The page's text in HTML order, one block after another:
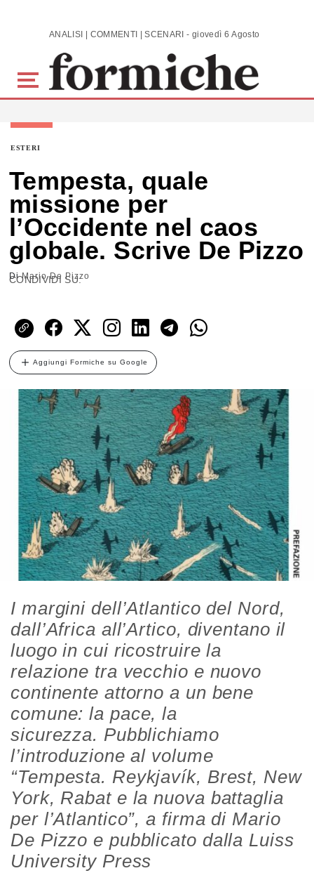
Skip to main content ANALISI | COMMENTI | SCENARI - giovedì 6 Agosto 2026
ESTERI
Tempesta, quale
missione per
l’Occidente nel caos
globale. Scrive De Pizzo
DiMario De Pizzo
CONDIVIDI SU:
Aggiungi Formiche su Google
I margini dell’Atlantico del Nord,
dall’Africa all’Artico, diventano il
luogo in cui ricostruire la
relazione tra vecchio e nuovo
continente attorno a un bene
comune: la pace, la
sicurezza. Pubblichiamo
l’introduzione al volume
“Tempesta. Reykjavík, Brest, New
York, Rabat e la nuova battaglia
per l’Atlantico”, a firma di Mario
De Pizzo e pubblicato dalla Luiss
University Press